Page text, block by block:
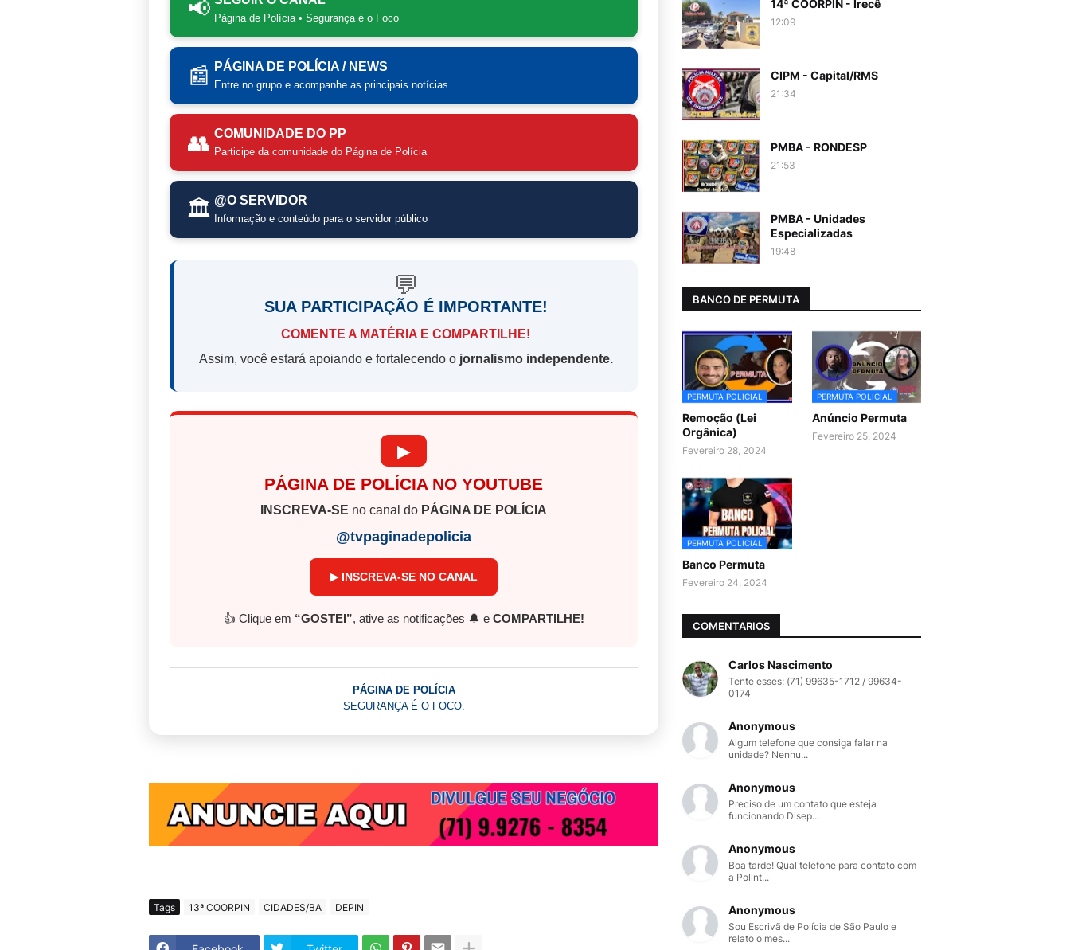
📢 Página de Polícia • Segurança é o Foco
📰 PÁGINA DE POLÍCIA / NEWS
Entre no grupo e acompanhe as principais notícias
👥 COMUNIDADE DO PP
Participe da comunidade do Página de Polícia
🏛️ @O SERVIDOR
Informação e conteúdo para o servidor público
💬
SUA PARTICIPAÇÃO É IMPORTANTE!
COMENTE A MATÉRIA E COMPARTILHE!
Assim, você estará apoiando e fortalecendo o jornalismo independente.
▶
PÁGINA DE POLÍCIA NO YOUTUBE
INSCREVA-SE no canal do PÁGINA DE POLÍCIA
@tvpaginadepolicia
▶ INSCREVA-SE NO CANAL
👍 Clique em “GOSTEI”, ative as notificações 🔔 e COMPARTILHE!
PÁGINA DE POLÍCIA
SEGURANÇA É O FOCO.
Tags 13ª COORPIN CIDADES/BA DEPIN
14ª COORPIN - Irecê
12:09
CIPM - Capital/RMS
21:34
PMBA - RONDESP
21:53
PMBA - Unidades
Especializadas
19:48
BANCO DE PERMUTA
PERMUTA POLICIAL
Remoção (Lei
Orgânica)
Fevereiro 28, 2024
PERMUTA POLICIAL
Anúncio Permuta
Fevereiro 25, 2024
PERMUTA POLICIAL
Banco Permuta
Fevereiro 24, 2024
COMENTARIOS
Carlos Nascimento
Tente esses: (71) 99635-1712 / 99634-
0174
Anonymous
Algum telefone que consiga falar na
unidade? Nenhu...
Anonymous
Preciso de um contato que esteja
funcionando Disep...
Anonymous
Boa tarde! Qual telefone para contato com
a Polint...
Anonymous
Sou Escrivã de Polícia de São Paulo e
relato o mes...